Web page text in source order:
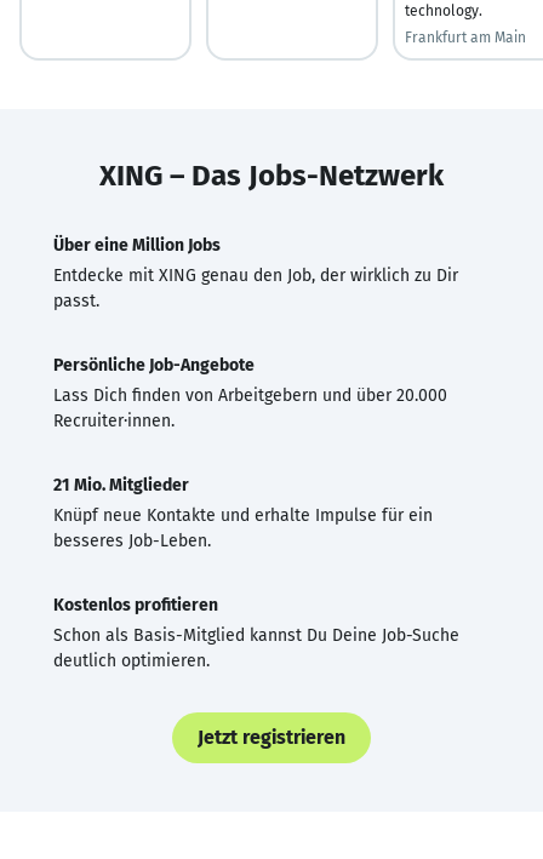
technology.
Frankfurt am Main
XING – Das Jobs-Netzwerk
Über eine Million Jobs
Entdecke mit XING genau den Job, der wirklich zu Dir
passt.
Persönliche Job-Angebote
Lass Dich finden von Arbeitgebern und über 20.000
Recruiter·innen.
21 Mio. Mitglieder
Knüpf neue Kontakte und erhalte Impulse für ein
besseres Job-Leben.
Kostenlos profitieren
Schon als Basis-Mitglied kannst Du Deine Job-Suche
deutlich optimieren.
Jetzt registrieren